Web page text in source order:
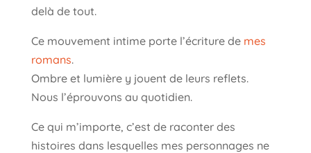
delà de tout.
Ce mouvement intime porte l’écriture de mes
romans.
Ombre et lumière y jouent de leurs reflets.
Nous l’éprouvons au quotidien.
Ce qui m’importe, c’est de raconter des
histoires dans lesquelles mes personnages ne